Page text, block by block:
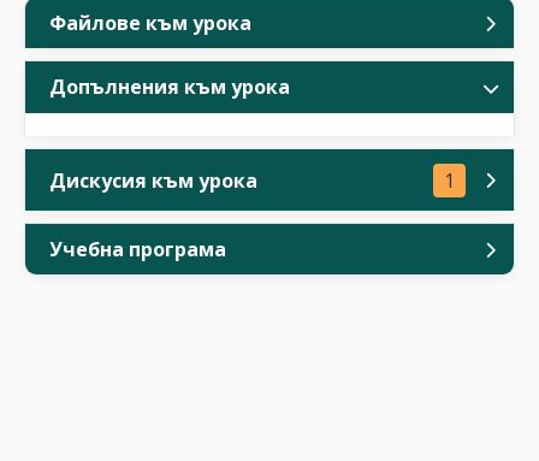
Файлове към урока
Допълнения към урока
Дискусия към урока 1
Учебна програма